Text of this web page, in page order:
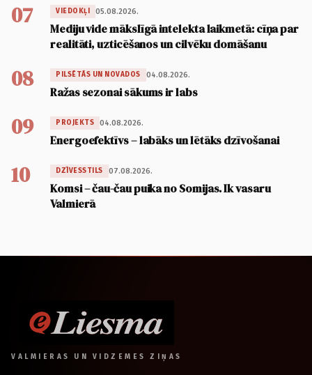
07 VIEDOKĻI 05.08.2026.
Mediju vide mākslīgā intelekta laikmetā: cīņa par
realitāti, uzticēšanos un cilvēku domāšanu
08 PILSĒTĀS UN NOVADOS 04.08.2026.
Ražas sezonai sākums ir labs
09 PROJEKTS 04.08.2026.
Energoefektīvs – labāks un lētāks dzīvošanai
10 DZĪVESSTILS 07.08.2026.
Komsi – čau-čau puika no Somijas. Ik vasaru
Valmierā
VALMIERAS UN VIDZEMES ZIŅAS